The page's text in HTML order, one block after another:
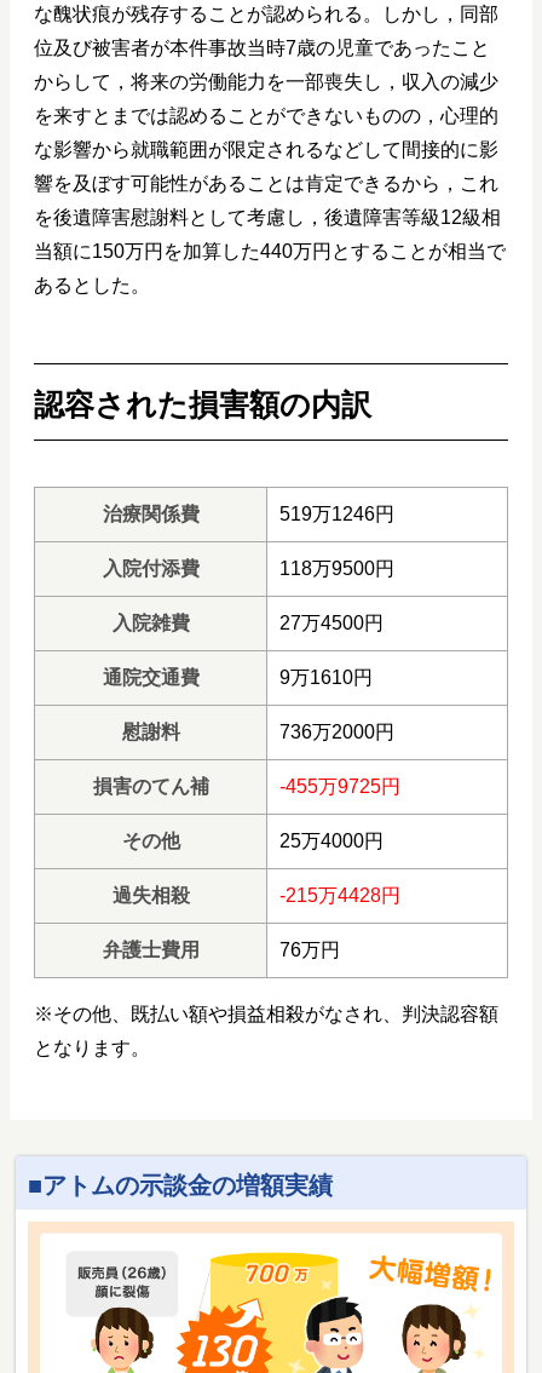
な醜状痕が残存することが認められる。しかし，同部
位及び被害者が本件事故当時7歳の児童であったこと
からして，将来の労働能力を一部喪失し，収入の減少
を来すとまでは認めることができないものの，心理的
な影響から就職範囲が限定されるなどして間接的に影
響を及ぼす可能性があることは肯定できるから，これ
を後遺障害慰謝料として考慮し，後遺障害等級12級相
当額に150万円を加算した440万円とすることが相当で
あるとした。
認容された損害額の内訳
治療関係費 519万1246円
入院付添費 118万9500円
入院雑費 27万4500円
通院交通費 9万1610円
慰謝料 736万2000円
損害のてん補 -455万9725円
その他 25万4000円
過失相殺 -215万4428円
弁護士費用 76万円
※その他、既払い額や損益相殺がなされ、判決認容額
となります。
アトムの示談金の増額実績